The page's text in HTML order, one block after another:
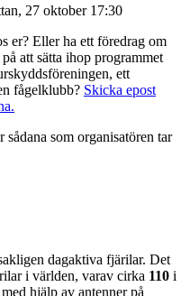
27 oktober 17:30
er? Eller ha ett föredrag om
att sätta ihop programmet
ett
fågelklubb? Skicka epost
sådana som organisatören tar
dagaktiva fjärilar. Det
i världen, varav cirka 110 i
hjälp av antenner på